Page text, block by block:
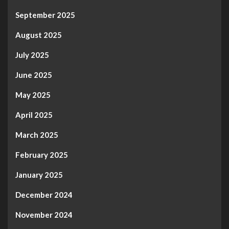
September 2025
August 2025
July 2025
June 2025
May 2025
April 2025
March 2025
February 2025
January 2025
December 2024
November 2024